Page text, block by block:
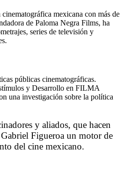
mexicana con más de
de Paloma Negra Films, ha
series de televisión y
públicas cinematográficas.
y Desarrollo en FILMA
una investigación sobre la política
y aliados, que hacen
Figueroa un motor de
del cine mexicano.